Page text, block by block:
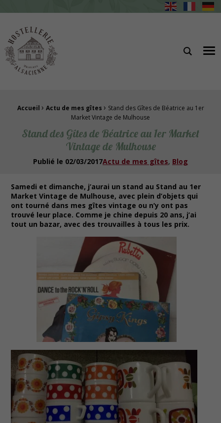
Hostellerie Alsacienne Gîtes et restaurant à Masevaux
Fil d'Ariane :
Accueil › Actu de mes gîtes › Stand des Gîtes de Béatrice au 1er
Market Vintage de Mulhouse
Stand des Gîtes de Béatrice au 1er Market
Vintage de Mulhouse
Publié le 02/03/2017Actu de mes gîtes Blog
Samedi et dimanche, j’aurai un stand au Stand au 1er
Market Vintage de Mulhouse, avec plein d’objets qui
ont tourné dans mes gîtes vintage ou n’y ont pas
trouvé leur place. Comme je chine depuis 20 ans, j’ai
tout un bazar, avec des trouvailles à tous les prix.